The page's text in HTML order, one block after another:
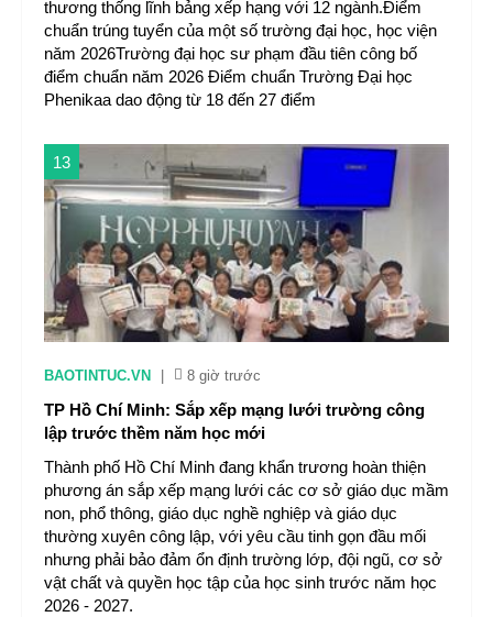
thương thống lĩnh bảng xếp hạng với 12 ngành.Điểm
chuẩn trúng tuyển của một số trường đại học, học viện
năm 2026Trường đại học sư phạm đầu tiên công bố
điểm chuẩn năm 2026 Điểm chuẩn Trường Đại học
Phenikaa dao động từ 18 đến 27 điểm
13
BAOTINTUC.VN 8 giờ trước
TP Hồ Chí Minh: Sắp xếp mạng lưới trường công
lập trước thềm năm học mới
Thành phố Hồ Chí Minh đang khẩn trương hoàn thiện
phương án sắp xếp mạng lưới các cơ sở giáo dục mầm
non, phổ thông, giáo dục nghề nghiệp và giáo dục
thường xuyên công lập, với yêu cầu tinh gọn đầu mối
nhưng phải bảo đảm ổn định trường lớp, đội ngũ, cơ sở
vật chất và quyền học tập của học sinh trước năm học
2026 - 2027.